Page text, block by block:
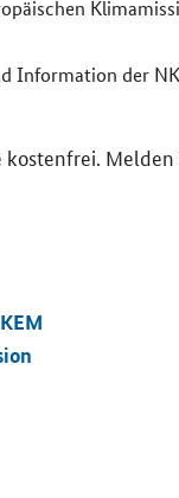
In­for­ma­ti­on der
Mel­den